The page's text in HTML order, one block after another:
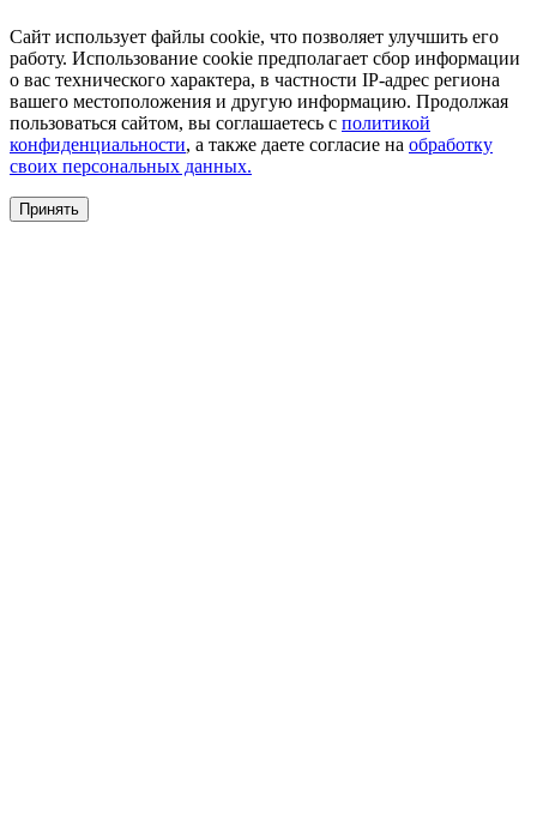
Сайт использует файлы cookie, что позволяет улучшить его
работу. Использование cookie предполагает сбор информации
о вас технического характера, в частности IP-адрес региона
вашего местоположения и другую информацию. Продолжая
пользоваться сайтом, вы соглашаетесь с политикой
конфиденциальности, а также даете согласие на обработку
своих персональных данных.
Принять